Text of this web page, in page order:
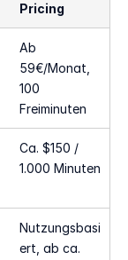
Pricing
Ab
59€/Monat,
100
Freiminuten
Ca. $150 /
1.000 Minuten
Nutzungsbasi
ert, ab ca.